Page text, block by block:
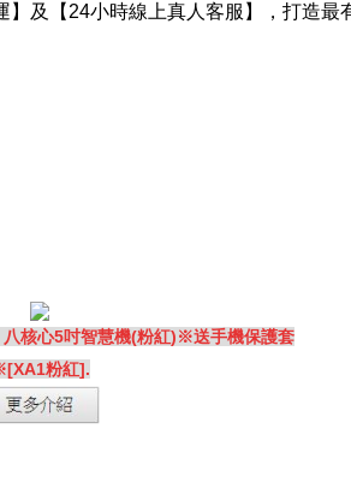
及【24小時線上真人客服】，打造最
核心5吋智慧機(粉紅)※送手機保護套
粉紅].